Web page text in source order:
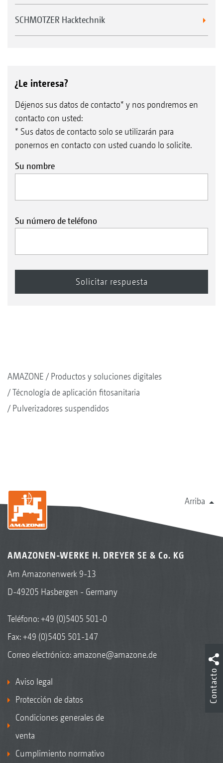
SCHMOTZER Hacktechnik
¿Le interesa?
Déjenos sus datos de contacto* y nos pondremos en
contacto con usted:
* Sus datos de contacto solo se utilizarán para
ponernos en contacto con usted cuando lo solicite.
Su nombre
Su número de teléfono
AMAZONE
Productos y soluciones digitales
Técnología de aplicación fitosanitaria
Pulverizadores suspendidos
Arriba
AMAZONEN-WERKE H. DREYER SE & Co. KG
Am Amazonenwerk 9-13
D-49205 Hasbergen - Germany
Teléfono:+49 (0)5405 501-0
Fax: +49 (0)5405 501-147
Correo electrónico: amazone@amazone.de
Aviso legal
Protección de datos
Condiciones generales de
venta
Cumplimiento normativo
Contacto